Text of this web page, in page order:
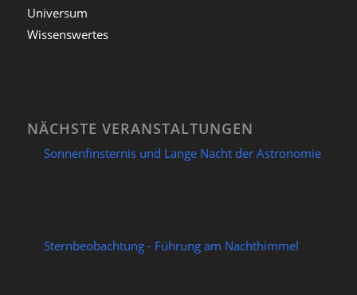
Universum
Wissenswertes
NÄCHSTE VERANSTALTUNGEN
Sonnenfinsternis und Lange Nacht der Astronomie
Sternbeobachtung - Führung am Nachthimmel